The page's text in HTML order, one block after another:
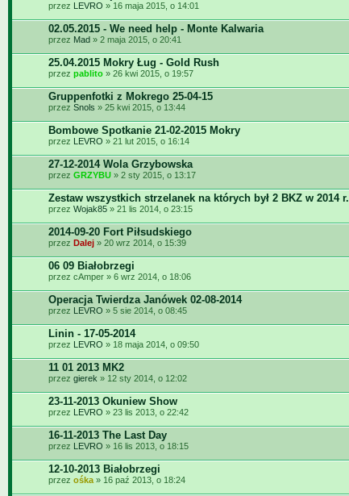
przez LEVRO » 16 maja 2015, o 14:01
02.05.2015 - We need help - Monte Kalwaria
przez Mad » 2 maja 2015, o 20:41
25.04.2015 Mokry Ług - Gold Rush
przez pablito » 26 kwi 2015, o 19:57
Gruppenfotki z Mokrego 25-04-15
przez Snols » 25 kwi 2015, o 13:44
Bombowe Spotkanie 21-02-2015 Mokry
przez LEVRO » 21 lut 2015, o 16:14
27-12-2014 Wola Grzybowska
przez GRZYBU » 2 sty 2015, o 13:17
Zestaw wszystkich strzelanek na których był 2 BKZ w 2014 r.
przez Wojak85 » 21 lis 2014, o 23:15
2014-09-20 Fort Piłsudskiego
przez Dalej » 20 wrz 2014, o 15:39
06 09 Białobrzegi
przez cAmper » 6 wrz 2014, o 18:06
Operacja Twierdza Janówek 02-08-2014
przez LEVRO » 5 sie 2014, o 08:45
Linin - 17-05-2014
przez LEVRO » 18 maja 2014, o 09:50
11 01 2013 MK2
przez gierek » 12 sty 2014, o 12:02
23-11-2013 Okuniew Show
przez LEVRO » 23 lis 2013, o 22:42
16-11-2013 The Last Day
przez LEVRO » 16 lis 2013, o 18:15
12-10-2013 Białobrzegi
przez ośka » 16 paź 2013, o 18:24